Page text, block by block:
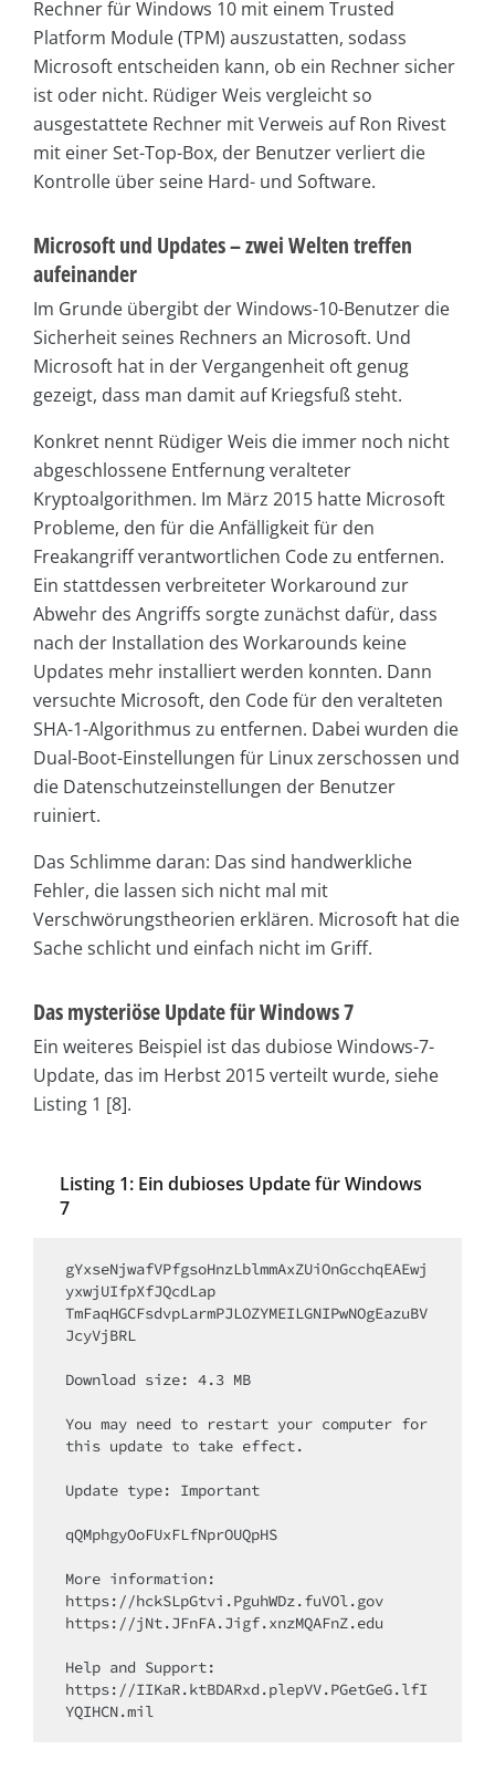
Rechner für Windows 10 mit einem Trusted
Platform Module (TPM) auszustatten, sodass
Microsoft entscheiden kann, ob ein Rechner sicher
ist oder nicht. Rüdiger Weis vergleicht so
ausgestattete Rechner mit Verweis auf Ron Rivest
mit einer Set-Top-Box, der Benutzer verliert die
Kontrolle über seine Hard- und Software.
Microsoft und Updates – zwei Welten treffen
aufeinander
Im Grunde übergibt der Windows-10-Benutzer die
Sicherheit seines Rechners an Microsoft. Und
Microsoft hat in der Vergangenheit oft genug
gezeigt, dass man damit auf Kriegsfuß steht.
Konkret nennt Rüdiger Weis die immer noch nicht
abgeschlossene Entfernung veralteter
Kryptoalgorithmen. Im März 2015 hatte Microsoft
Probleme, den für die Anfälligkeit für den
Freakangriff verantwortlichen Code zu entfernen.
Ein stattdessen verbreiteter Workaround zur
Abwehr des Angriffs sorgte zunächst dafür, dass
nach der Installation des Workarounds keine
Updates mehr installiert werden konnten. Dann
versuchte Microsoft, den Code für den veralteten
SHA-1-Algorithmus zu entfernen. Dabei wurden die
Dual-Boot-Einstellungen für Linux zerschossen und
die Datenschutzeinstellungen der Benutzer
ruiniert.
Das Schlimme daran: Das sind handwerkliche
Fehler, die lassen sich nicht mal mit
Verschwörungstheorien erklären. Microsoft hat die
Sache schlicht und einfach nicht im Griff.
Das mysteriöse Update für Windows 7
Ein weiteres Beispiel ist das dubiose Windows-7-
Update, das im Herbst 2015 verteilt wurde, siehe
Listing 1 [8].
Listing 1: Ein dubioses Update für Windows
7
gYxseNjwafVPfgsoHnzLblmm­AxZUiOnGcchq­EAEwj
yxwjUIfp­XfJQcdLap­
TmFaqHGCFsdvpLarm­PJLOZYMEILGNIPw­NOgEazuBV
JcyVjBRL
Download size: 4.3 MB
You may need to restart your computer for
this update to take effect.
Update type: Important
qQMphgyOoFUxFLfNprOUQpHS
More information:
https://hckSLpGtvi.PguhWDz.fuVOl.gov
https://jNt.JFnFA.Jigf.xnzMQAFnZ.edu
Help and Support:
https://IIKaR.ktBDARxd.plepVV.PGetGeG.lfI
YQIHCN.mil